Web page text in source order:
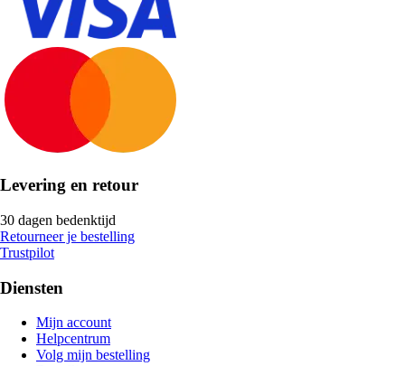
Levering en retour
30 dagen bedenktijd
Retourneer je bestelling
Trustpilot
Diensten
Mijn account
Helpcentrum
Volg mijn bestelling